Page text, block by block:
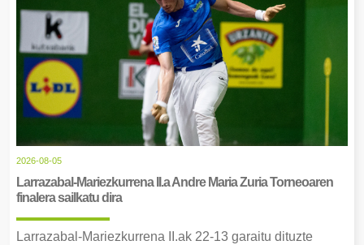
2026-08-05
Larrazabal-Mariezkurrena II.a Andre Maria Zuria Torneoaren
finalera sailkatu dira
Larrazabal-Mariezkurrena II.ak 22-13 garaitu dituzte